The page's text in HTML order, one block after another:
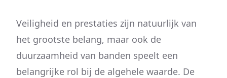
Veiligheid en prestaties zijn natuurlijk van
het grootste belang, maar ook de
duurzaamheid van banden speelt een
belangrijke rol bij de algehele waarde. De